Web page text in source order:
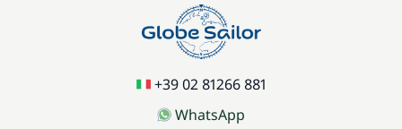
+39 02 81266 881
WhatsApp